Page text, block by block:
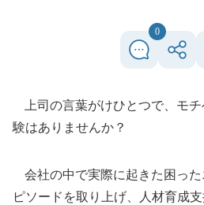
0
上司の言葉がけひとつで、モ
験はありませんか？
会社の中で実際に起きた困っ
ピソードを取り上げ、人材育成